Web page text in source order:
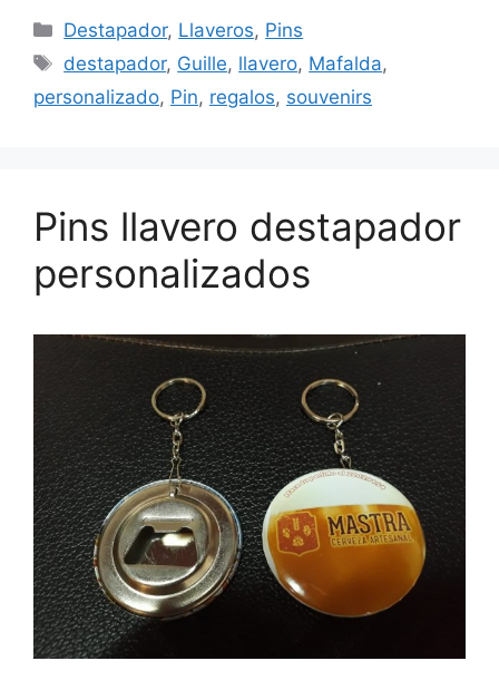
Categorías
Destapador, Llaveros, Pins
Etiquetas
destapador, Guille, llavero, Mafalda,
personalizado, Pin, regalos, souvenirs
Pins llavero destapador
personalizados